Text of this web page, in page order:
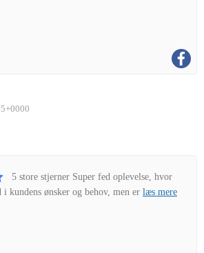
5 store stjerner Super fed oplevelse, hvor
kundens ønsker og behov, men er læs mere